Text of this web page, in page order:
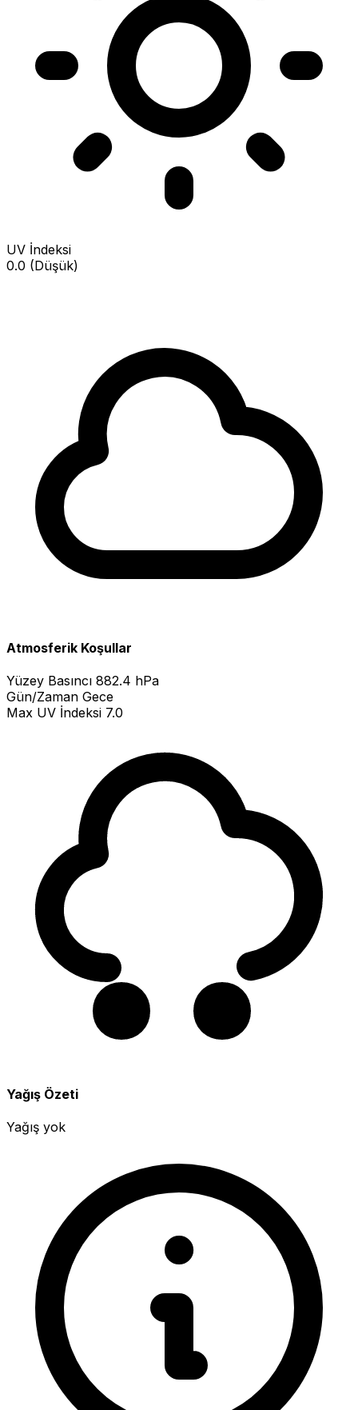
UV İndeksi
0.0 (Düşük)
Atmosferik Koşullar
Yüzey Basıncı 882.4 hPa
Gün/Zaman Gece
Max UV İndeksi 7.0
Yağış Özeti
Yağış yok